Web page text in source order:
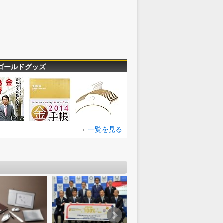
ールドグッズ
一覧を見る